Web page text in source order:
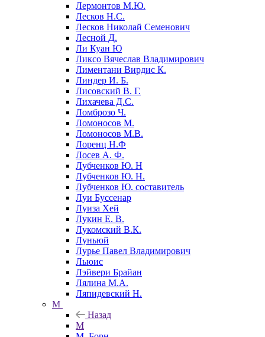
Лермонтов М.Ю.
Лесков Н.С.
Лесков Николай Семенович
Лесной Д.
Ли Куан Ю
Ликсо Вячеслав Владимирович
Лиментани Вирдис К.
Линдер И. Б.
Лисовский В. Г.
Лихачева Д.С.
Ломброзо Ч.
Ломоносов М.
Ломоносов М.В.
Лоренц Н.Ф
Лосев А. Ф.
Лубченков Ю. Н
Лубченков Ю. Н.
Лубченков Ю. составитель
Луи Буссенар
Луиза Хей
Лукин Е. В.
Лукомский В.К.
Луньюй
Лурье Павел Владимирович
Льюис
Лэйвери Брайан
Лялина М.А.
Ляпидевский Н.
М
Назад
М